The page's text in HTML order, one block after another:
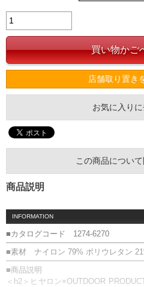
店舗取り置き
お気に入り
この商品につい
商品説明
INFORMATION
■カタログコード 1274-6270
■素材 ナイロン 79% ポリウレタン
■商品説明
＜h2＞ヒヤロン×OUTDOOR